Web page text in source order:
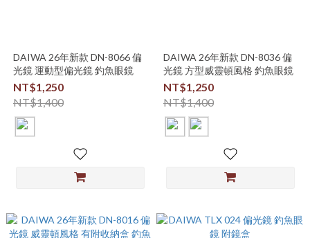
DAIWA 26年新款 DN-8066 偏
光鏡 運動型偏光鏡 釣魚眼鏡
NT$1,250
NT$1,400
DAIWA 26年新款 DN-8036 偏
光鏡 方型威靈頓風格 釣魚眼鏡
NT$1,250
NT$1,400